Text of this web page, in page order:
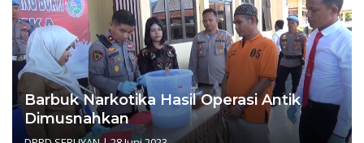
Barbuk Narkotika Hasil Operasi Antik
Dimusnahkan